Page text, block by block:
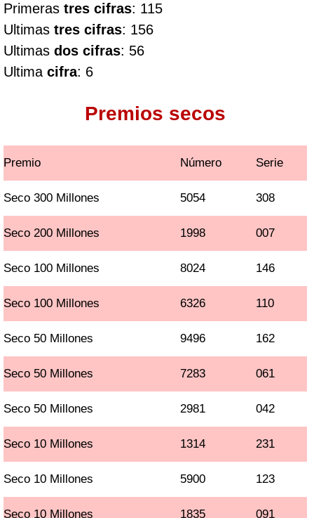
Primeras tres cifras: 115
Ultimas tres cifras: 156
Ultimas dos cifras: 56
Ultima cifra: 6
Premios secos
Premio Número Serie
Seco 300 Millones 5054 308
Seco 200 Millones 1998 007
Seco 100 Millones 8024 146
Seco 100 Millones 6326 110
Seco 50 Millones 9496 162
Seco 50 Millones 7283 061
Seco 50 Millones 2981 042
Seco 10 Millones 1314 231
Seco 10 Millones 5900 123
Seco 10 Millones 1835 091